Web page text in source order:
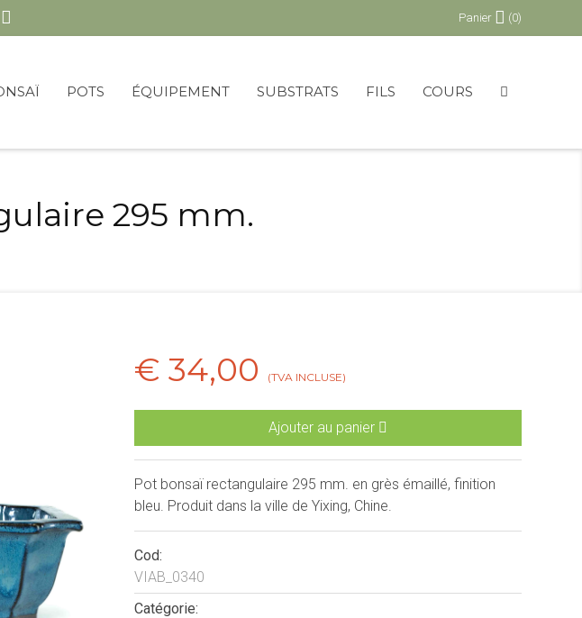
Panier (0)
POTS ÉQUIPEMENT SUBSTRATS FILS COURS
295 mm.
€ 34,00 (TVA INCLUSE)
Ajouter au panier
Pot bonsaï rectangulaire 295 mm. en grès émaillé, finition
bleu. Produit dans la ville de Yixing, Chine.
Cod:
VIAB_0340
Catégorie: